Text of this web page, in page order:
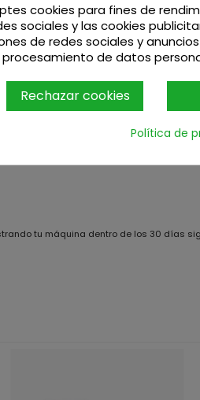
tu máquina dentro de los 30 días
cookies para fines de
sociales y las cookies
de redes sociales y
de datos
Rechazar cookies
Política de